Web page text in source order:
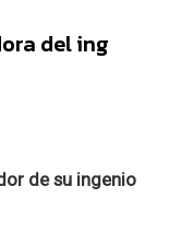
del ing
de su ingenio